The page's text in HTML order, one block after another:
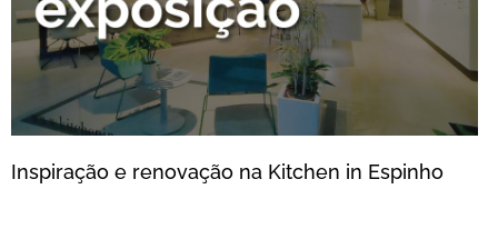
Inspiração e renovação na Kitchen in Espinho